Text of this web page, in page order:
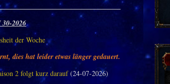
30-2026
der Woche
dies hat leider etwas länger gedauert.
2 folgt kurz darauf(24-07-2026)